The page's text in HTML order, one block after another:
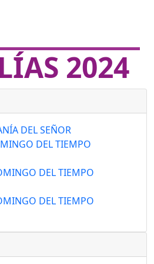
2024
DEL SEÑOR
DEL TIEMPO
DEL TIEMPO
DEL TIEMPO